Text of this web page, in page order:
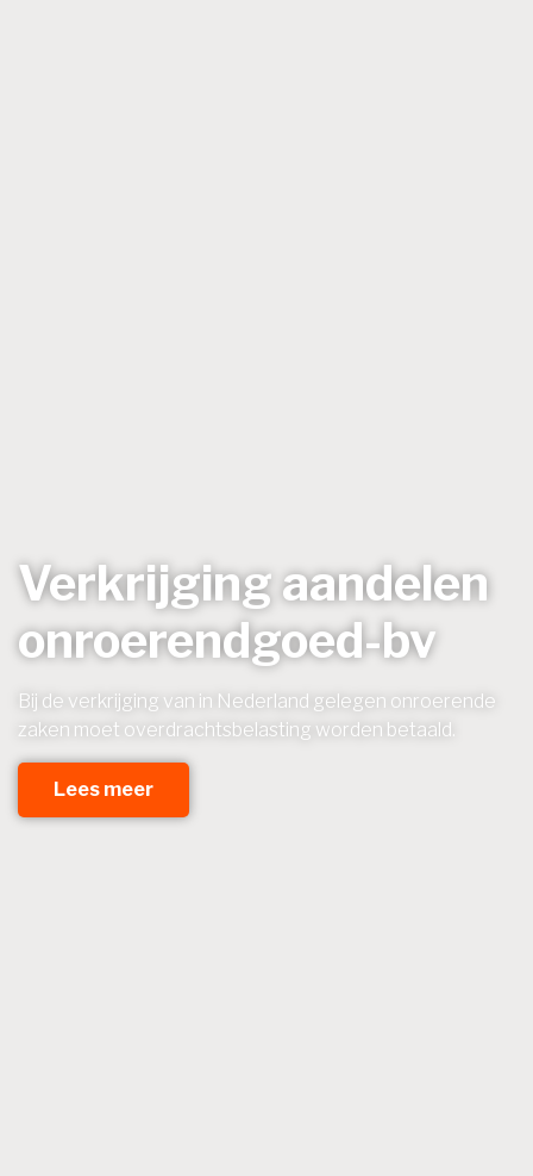
Verkrijging aandelen
onroerendgoed-bv
Bij de verkrijging van in Nederland gelegen onroerende
zaken moet overdrachtsbelasting worden betaald.
Lees meer